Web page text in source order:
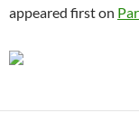
appeared first on